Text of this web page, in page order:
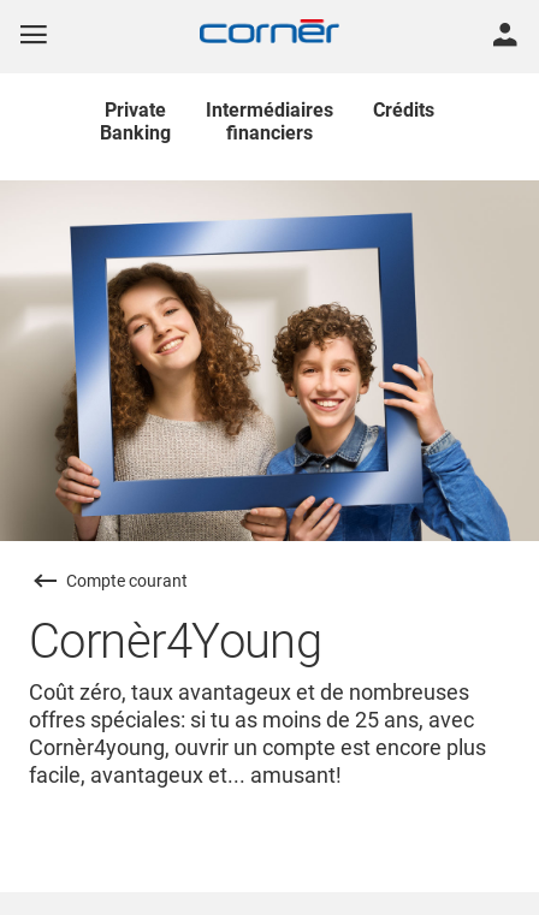
Private
Banking
Intermédiaires
financiers
Crédits
Compte courant
Cornèr4Young
Coût zéro, taux avantageux et de nombreuses
offres spéciales: si tu as moins de 25 ans, avec
Cornèr4young, ouvrir un compte est encore plus
facile, avantageux et... amusant!